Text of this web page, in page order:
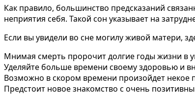
Как правило, большинство предсказаний
неприятия себя. Такой сон указывает на
Если вы увидели во сне могилу живой матери,
Мнимая смерть пророчит долгие годы жизни в
Уделяйте больше времени своему здоровью и
Возможно в скором времени произойдет некое
Предстоит новое знакомство с очень